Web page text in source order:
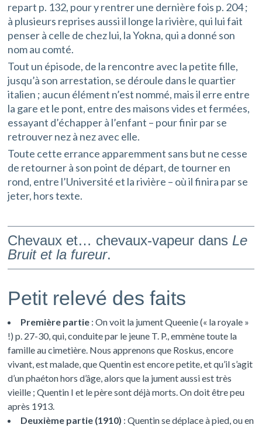
repart p. 132, pour y rentrer une dernière fois p. 204 ;
à plusieurs reprises aussi il longe la rivière, qui lui fait
penser à celle de chez lui, la Yokna, qui a donné son
nom au comté.
Tout un épisode, de la rencontre avec la petite fille,
jusqu’à son arrestation, se déroule dans le quartier
italien ; aucun élément n’est nommé, mais il erre entre
la gare et le pont, entre des maisons vides et fermées,
essayant d’échapper à l’enfant – pour finir par se
retrouver nez à nez avec elle.
Toute cette errance apparemment sans but ne cesse
de retourner à son point de départ, de tourner en
rond, entre l’Université et la rivière – où il finira par se
jeter, hors texte.
Chevaux et… chevaux-vapeur dans Le
Bruit et la fureur.
Petit relevé des faits
Première partie : On voit la jument Queenie (« la royale »
!) p. 27-30, qui, conduite par le jeune T. P., emmène toute la
famille au cimetière. Nous apprenons que Roskus, encore
vivant, est malade, que Quentin est encore petite, et qu’il s’agit
d’un phaéton hors d’âge, alors que la jument aussi est très
vieille ; Quentin I et le père sont déjà morts. On doit être peu
après 1913.
Deuxième partie (1910) : Quentin se déplace à pied, ou en